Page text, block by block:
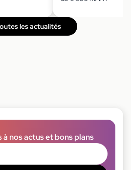
les actualités
à nos actus et bons plans